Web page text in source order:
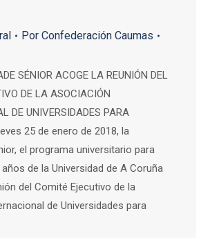
Por Confederación Caumas
SÉNIOR ACOGE LA REUNIÓN DEL
DE LA ASOCIACIÓN
DE UNIVERSIDADES PARA
25 de enero de 2018, la
el programa universitario para
de la Universidad de A Coruña
del Comité Ejecutivo de la
de Universidades para